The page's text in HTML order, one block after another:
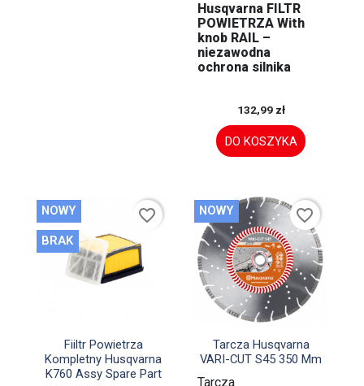
Husqvarna FILTR
POWIETRZA With
knob RAIL –
niezawodna
ochrona silnika
132,99 zł
DO KOSZYKA
Szybki podgląd
Fiiltr Powietrza
Kompletny Husqvarna
K760 Assy Spare Part
NOWY
BRAK
favorite_border
Szybki podgląd
Tarcza Husqvarna
VARI-CUT S45 350 Mm
Tarcza
NOWY favorite_border